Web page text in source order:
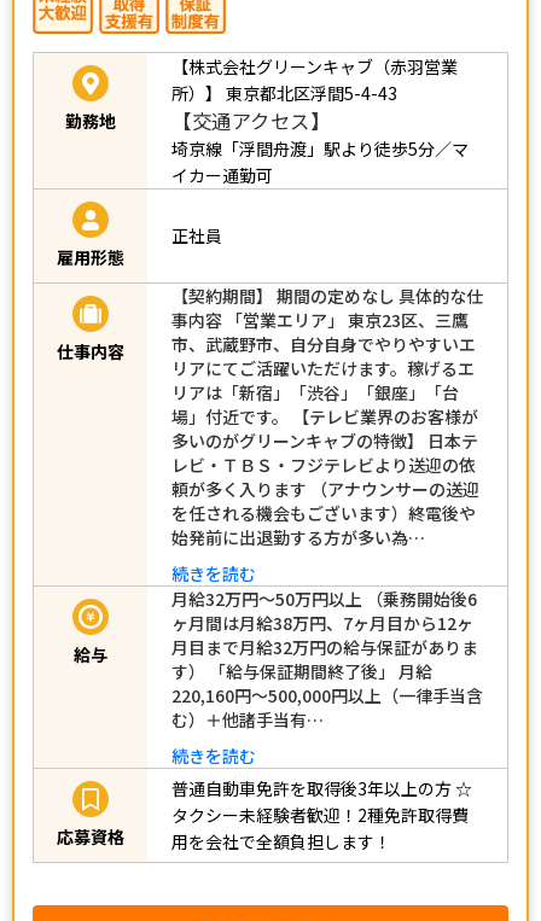
勤務地
【株式会社グリーンキャブ（赤羽営業
所）】 東京都北区浮間5-4-43
【交通アクセス】
埼京線「浮間舟渡」駅より徒歩5分／マ
イカー通勤可
雇用形態
正社員
仕事内容
【契約期間】 期間の定めなし 具体的な仕
事内容 「営業エリア」 東京23区、三鷹
市、武蔵野市、自分自身でやりやすいエ
リアにてご活躍いただけます。稼げるエ
リアは「新宿」「渋谷」「銀座」「台
場」付近です。 【テレビ業界のお客様が
多いのがグリーンキャブの特徴】 日本テ
レビ・ＴＢＳ・フジテレビより送迎の依
頼が多く入ります （アナウンサーの送迎
を任される機会もございます）終電後や
始発前に出退勤する方が多い為…
続きを読む
給与
月給32万円～50万円以上 （乗務開始後6
ヶ月間は月給38万円、7ヶ月目から12ヶ
月目まで月給32万円の給与保証がありま
す） 「給与保証期間終了後」 月給
220,160円～500,000円以上（一律手当含
む）＋他諸手当有…
続きを読む
応募資格
普通自動車免許を取得後3年以上の方☆
タクシー未経験者歓迎！2種免許取得費
用を会社で全額負担します！